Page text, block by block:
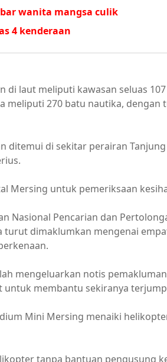
wanita mangsa culik
4 kenderaan
di laut meliputi kawasan seluas
meliputi 270 batu nautika, dengan
ditemui di sekitar perairan
Mersing untuk pemeriksaan
Nasional Pencarian dan
turut dimaklumkan mengenai
mengeluarkan notis
membantu sekiranya
Mini Mersing menaiki
tanpa bantuan pengusung